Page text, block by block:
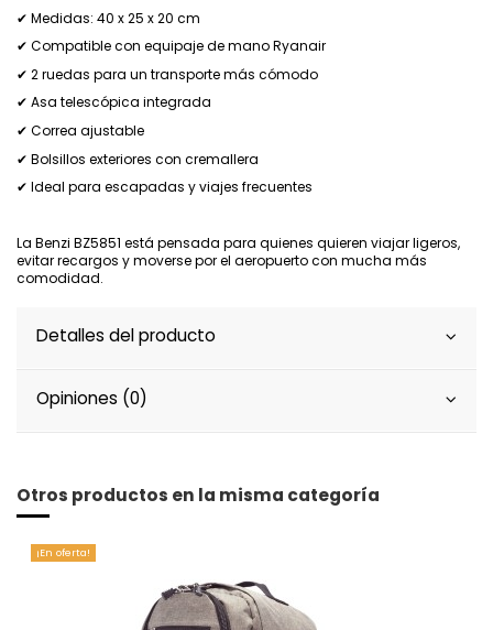
✔ Medidas: 40 x 25 x 20 cm
✔ Compatible con equipaje de mano Ryanair
✔ 2 ruedas para un transporte más cómodo
✔ Asa telescópica integrada
✔ Correa ajustable
✔ Bolsillos exteriores con cremallera
✔ Ideal para escapadas y viajes frecuentes
La Benzi BZ5851 está pensada para quienes quieren viajar ligeros,
evitar recargos y moverse por el aeropuerto con mucha más
comodidad.
Detalles del producto
Opiniones (0)
Otros productos en la misma categoría
¡En oferta!